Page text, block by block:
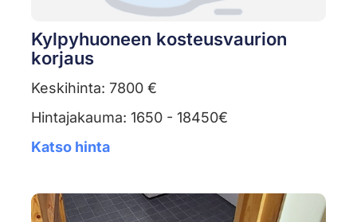
Kylpyhuoneen kosteusvaurion
korjaus
Keskihinta: 7800 €
Hintajakauma: 1650 - 18450€
Katso hinta